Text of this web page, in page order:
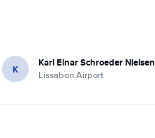
K Karl Einar Schroeder Nielsen
Lissabon Airport